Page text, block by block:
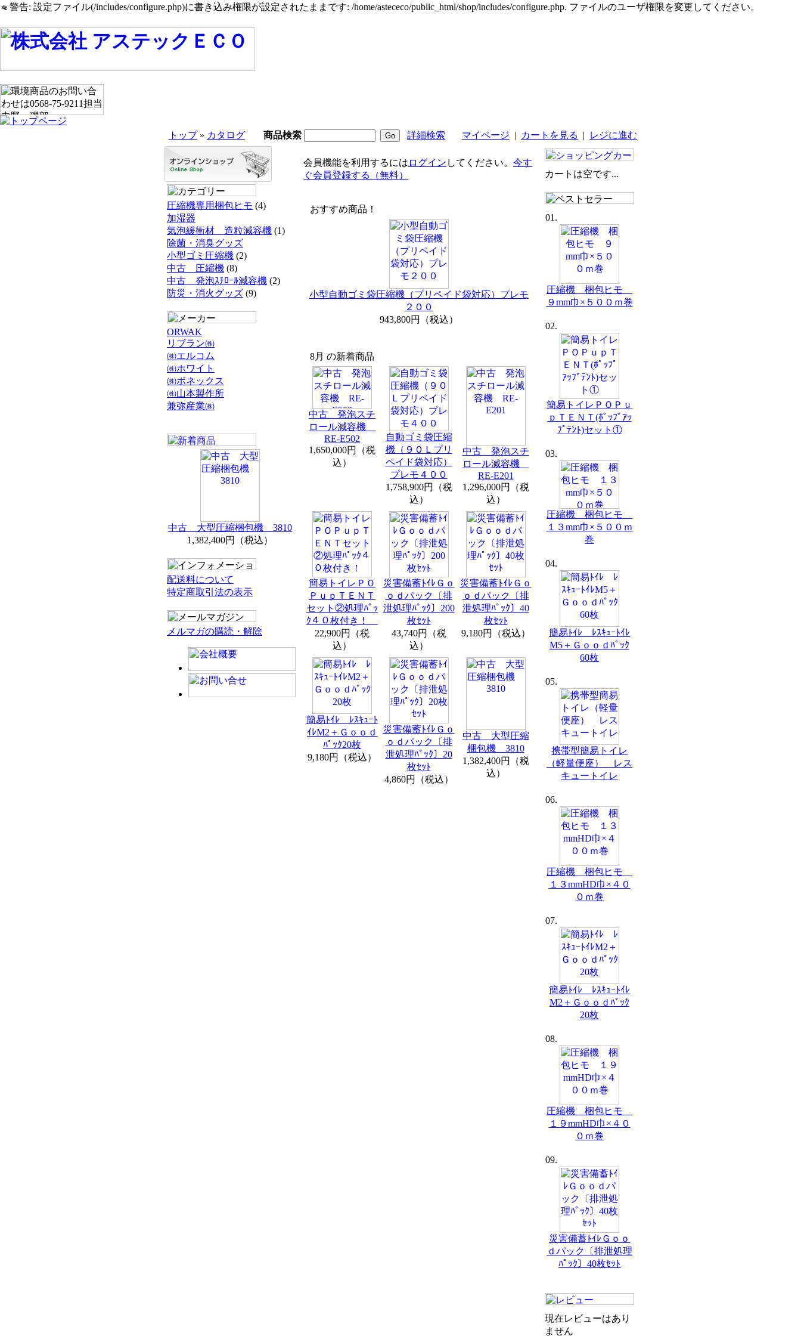
警告: 設定ファイル(/includes/configure.php)に書き込み権限が設定されたままです: /home/astececo/public_html/shop/includes/configure.php. ファイルのユーザ権限を変更してください。
トップ» カタログ 商品検索 詳細検索 マイページ | カートを見る | レジに進む
圧縮機専用梱包ヒモ (4)
加湿器
気泡緩衝材 造粒減容機 (1)
除菌・消臭グッズ
小型ゴミ圧縮機 (2)
中古 圧縮機 (8)
中古 発泡ｽﾁﾛｰﾙ減容機 (2)
防災・消火グッズ (9)
ORWAK
リブラン㈱
㈱エルコム
㈱ホワイト
㈱ボネックス
㈱山本製作所
兼弥産業㈱
中古 大型圧縮梱包機 3810
1,382,400円（税込）
配送料について
特定商取引法の表示
メルマガの購読・解除
会員機能を利用するには ログイン してください。 今す
ぐ会員登録する（無料）
おすすめ商品！
小型自動ゴミ袋圧縮機（プリペイド袋対応）プレモ
２００
943,800円（税込）
8月 の新着商品
中古 発泡スチ
ロール減容機
RE-E502
1,650,000円（税
込）
自動ゴミ袋圧縮
機（９０Ｌプリ
ペイド袋対応）
プレモ４００
1,758,900円（税
込）
中古 発泡スチ
ロール減容機
RE-E201
1,296,000円（税
込）
簡易トイレＰＯ
ＰｕｐＴＥＮＴ
セット②処理ﾊﾟｯ
ｸ４０枚付き！
22,900円（税
込）
災害備蓄ﾄｲﾚＧｏ
ｏｄパック〔排
泄処理ﾊﾟｯｸ〕200
枚ｾｯﾄ
43,740円（税
込）
災害備蓄ﾄｲﾚＧｏ
ｏｄパック〔排
泄処理ﾊﾟｯｸ〕40
枚ｾｯﾄ
9,180円（税込）
簡易ﾄｲﾚ ﾚｽｷｭｰﾄ
ｲﾚM2＋Ｇｏｏｄ
ﾊﾟｯｸ20枚
9,180円（税込）
災害備蓄ﾄｲﾚＧｏ
ｏｄパック〔排
泄処理ﾊﾟｯｸ〕20
枚ｾｯﾄ
4,860円（税込）
中古 大型圧縮
梱包機 3810
1,382,400円（税
込）
カートは空です...
01.
圧縮機 梱包ヒモ
９mm巾×５００ｍ巻
02.
簡易トイレＰＯＰｕ
ｐＴＥＮＴ(ﾎﾟｯﾌﾟｱｯ
ﾌﾟﾃﾝﾄ)セット①
03.
圧縮機 梱包ヒモ
１３mm巾×５００ｍ
巻
04.
簡易ﾄｲﾚ ﾚｽｷｭｰﾄｲﾚ
M5＋Ｇｏｏｄﾊﾟｯｸ
60枚
05.
携帯型簡易トイレ
（軽量便座） レス
キュートイレ
06.
圧縮機 梱包ヒモ
１３mmHD巾×４０
０ｍ巻
07.
簡易ﾄｲﾚ ﾚｽｷｭｰﾄｲﾚ
M2＋Ｇｏｏｄﾊﾟｯｸ
20枚
08.
圧縮機 梱包ヒモ
１９mmHD巾×４０
０ｍ巻
09.
災害備蓄ﾄｲﾚＧｏｏ
ｄパック〔排泄処理
ﾊﾟｯｸ〕40枚ｾｯﾄ
現在レビューはあり
ません